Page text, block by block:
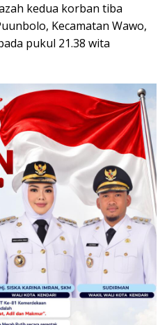
kedua korban tiba
Kecamatan Wawo,
pukul 21.38 wita